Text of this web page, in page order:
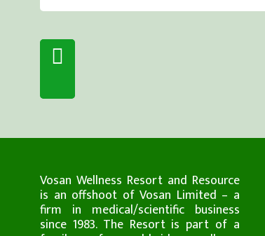
Vosan Wellness Resort and Resource
is an offshoot of Vosan Limited – a
firm in medical/scientific business
since 1983. The Resort is part of a